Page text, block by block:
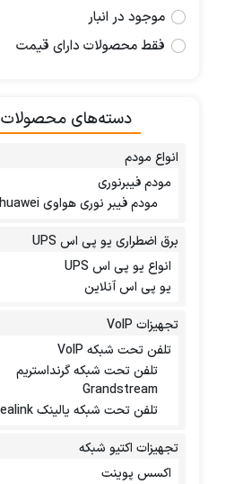
موجود در انبار
فقط محصولات دارای قیمت
دسته‌های محصولات
انواع مودم
مودم فیبرنوری
مودم فیبر نوری هواوی huawei
برق اضطراری یو پی اس UPS
انواع یو پی اس UPS
یو پی اس آنلاین
تجهیزات VoIP
تلفن تحت شبکه VoIP
تلفن تحت شبکه گرنداستریم
Grandstream
تلفن تحت شبکه یالینک Yealink
تجهیزات اکتیو شبکه
اکسس پوینت